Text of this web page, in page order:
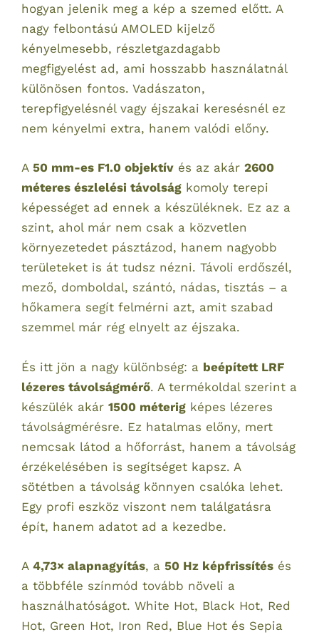
hogyan jelenik meg a kép a szemed előtt. A
nagy felbontású AMOLED kijelző
kényelmesebb, részletgazdagabb
megfigyelést ad, ami hosszabb használatnál
különösen fontos. Vadászaton,
terepfigyelésnél vagy éjszakai keresésnél ez
nem kényelmi extra, hanem valódi előny.
A 50 mm-es F1.0 objektív és az akár 2600
méteres észlelési távolság komoly terepi
képességet ad ennek a készüléknek. Ez az a
szint, ahol már nem csak a közvetlen
környezetedet pásztázod, hanem nagyobb
területeket is át tudsz nézni. Távoli erdőszél,
mező, domboldal, szántó, nádas, tisztás – a
hőkamera segít felmérni azt, amit szabad
szemmel már rég elnyelt az éjszaka.
És itt jön a nagy különbség: a beépített LRF
lézeres távolságmérő. A termékoldal szerint a
készülék akár 1500 méterig képes lézeres
távolságmérésre. Ez hatalmas előny, mert
nemcsak látod a hőforrást, hanem a távolság
érzékelésében is segítséget kapsz. A
sötétben a távolság könnyen csalóka lehet.
Egy profi eszköz viszont nem találgatásra
épít, hanem adatot ad a kezedbe.
A 4,73× alapnagyítás, a 50 Hz képfrissítés és
a többféle színmód tovább növeli a
használhatóságot. White Hot, Black Hot, Red
Hot, Green Hot, Iron Red, Blue Hot és Sepia